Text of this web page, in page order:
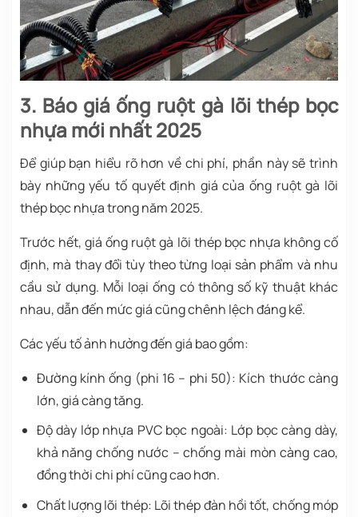
3. Báo giá ống ruột gà lõi thép bọc
nhựa mới nhất 2025
Để giúp bạn hiểu rõ hơn về chi phí, phần này sẽ trình
bày những yếu tố quyết định giá của ống ruột gà lõi
thép bọc nhựa trong năm 2025.
Trước hết, giá ống ruột gà lõi thép bọc nhựa không cố
định, mà thay đổi tùy theo từng loại sản phẩm và nhu
cầu sử dụng. Mỗi loại ống có thông số kỹ thuật khác
nhau, dẫn đến mức giá cũng chênh lệch đáng kể.
Các yếu tố ảnh hưởng đến giá bao gồm:
Đường kính ống (phi 16 – phi 50): Kích thước càng
lớn, giá càng tăng.
Độ dày lớp nhựa PVC bọc ngoài: Lớp bọc càng dày,
khả năng chống nước – chống mài mòn càng cao,
đồng thời chi phí cũng cao hơn.
Chất lượng lõi thép: Lõi thép đàn hồi tốt, chống móp